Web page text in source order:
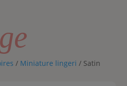
/ Miniature lingeri / Satin